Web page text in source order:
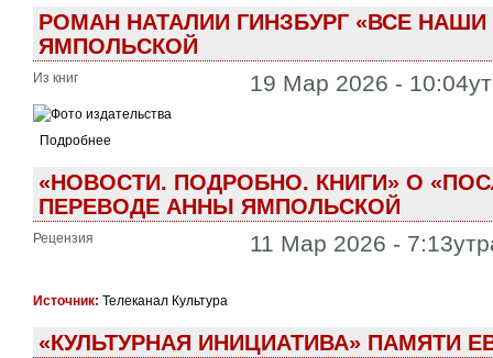
РОМАН НАТАЛИИ ГИНЗБУРГ «ВСЕ
ЯМПОЛЬСКОЙ
Из книг 19 Мар 2026 -
Подробнее
«НОВОСТИ. ПОДРОБНО. КНИГИ» О
ПЕРЕВОДЕ АННЫ ЯМПОЛЬСКОЙ
Рецензия 11 Мар 2026 -
Источник: Телеканал Культура
«КУЛЬТУРНАЯ ИНИЦИАТИВА» ПАМЯТИ